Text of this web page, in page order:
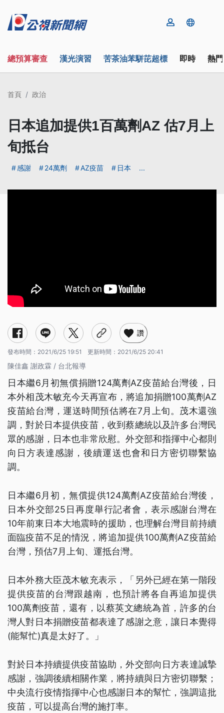
總預算審查 漢光演習 苦茶油苯駢芘超標 即時 熱
首頁 政治
日本追加提供1百萬劑AZ 估7月上
旬抵台
感謝 24萬劑 AZ疫苗 日本 ...
讚
發布時間： 2021/6/25 19:51 更新時間： 2021/6/25 20:41
陳佳鑫 謝政霖 / 台北報導
日本繼6月初無償捐贈124萬劑AZ疫苗給台灣後，日
本外相茂木敏充今天再宣布，將追加捐贈100萬劑AZ
疫苗給台灣，運送時間預估將在7月上旬。茂木還強
調，對於日本提供疫苗，收到蔡總統以及許多台灣民
眾的感謝，日本也非常欣慰。外交部和指揮中心都則
向日方表達感謝，後續運送也會和日方密切聯繫協
調。
日本繼6月初，無償提供124萬劑AZ疫苗給台灣後，
日本外交部25日再度舉行記者會，表示感謝台灣在
10年前東日本大地震時的援助，也理解台灣目前持續
面臨疫苗不足的情況，將追加提供100萬劑AZ疫苗給
台灣，預估7月上旬、運抵台灣。
日本外務大臣茂木敏充表示，「另外已經在第一階段
提供疫苗的台灣跟越南，也預計將各自再追加提供
100萬劑疫苗，還有，以蔡英文總統為首，許多的台
灣人對日本捐贈疫苗都表達了感謝之意，讓日本覺得
(能幫忙)真是太好了。」
對於日本持續提供疫苗協助，外交部向日方表達誠摯
感謝，強調後續相關作業，將持續與日方密切聯繫；
中央流行疫情指揮中心也感謝日本的幫忙，強調這批
疫苗，可以提高台灣的施打率。